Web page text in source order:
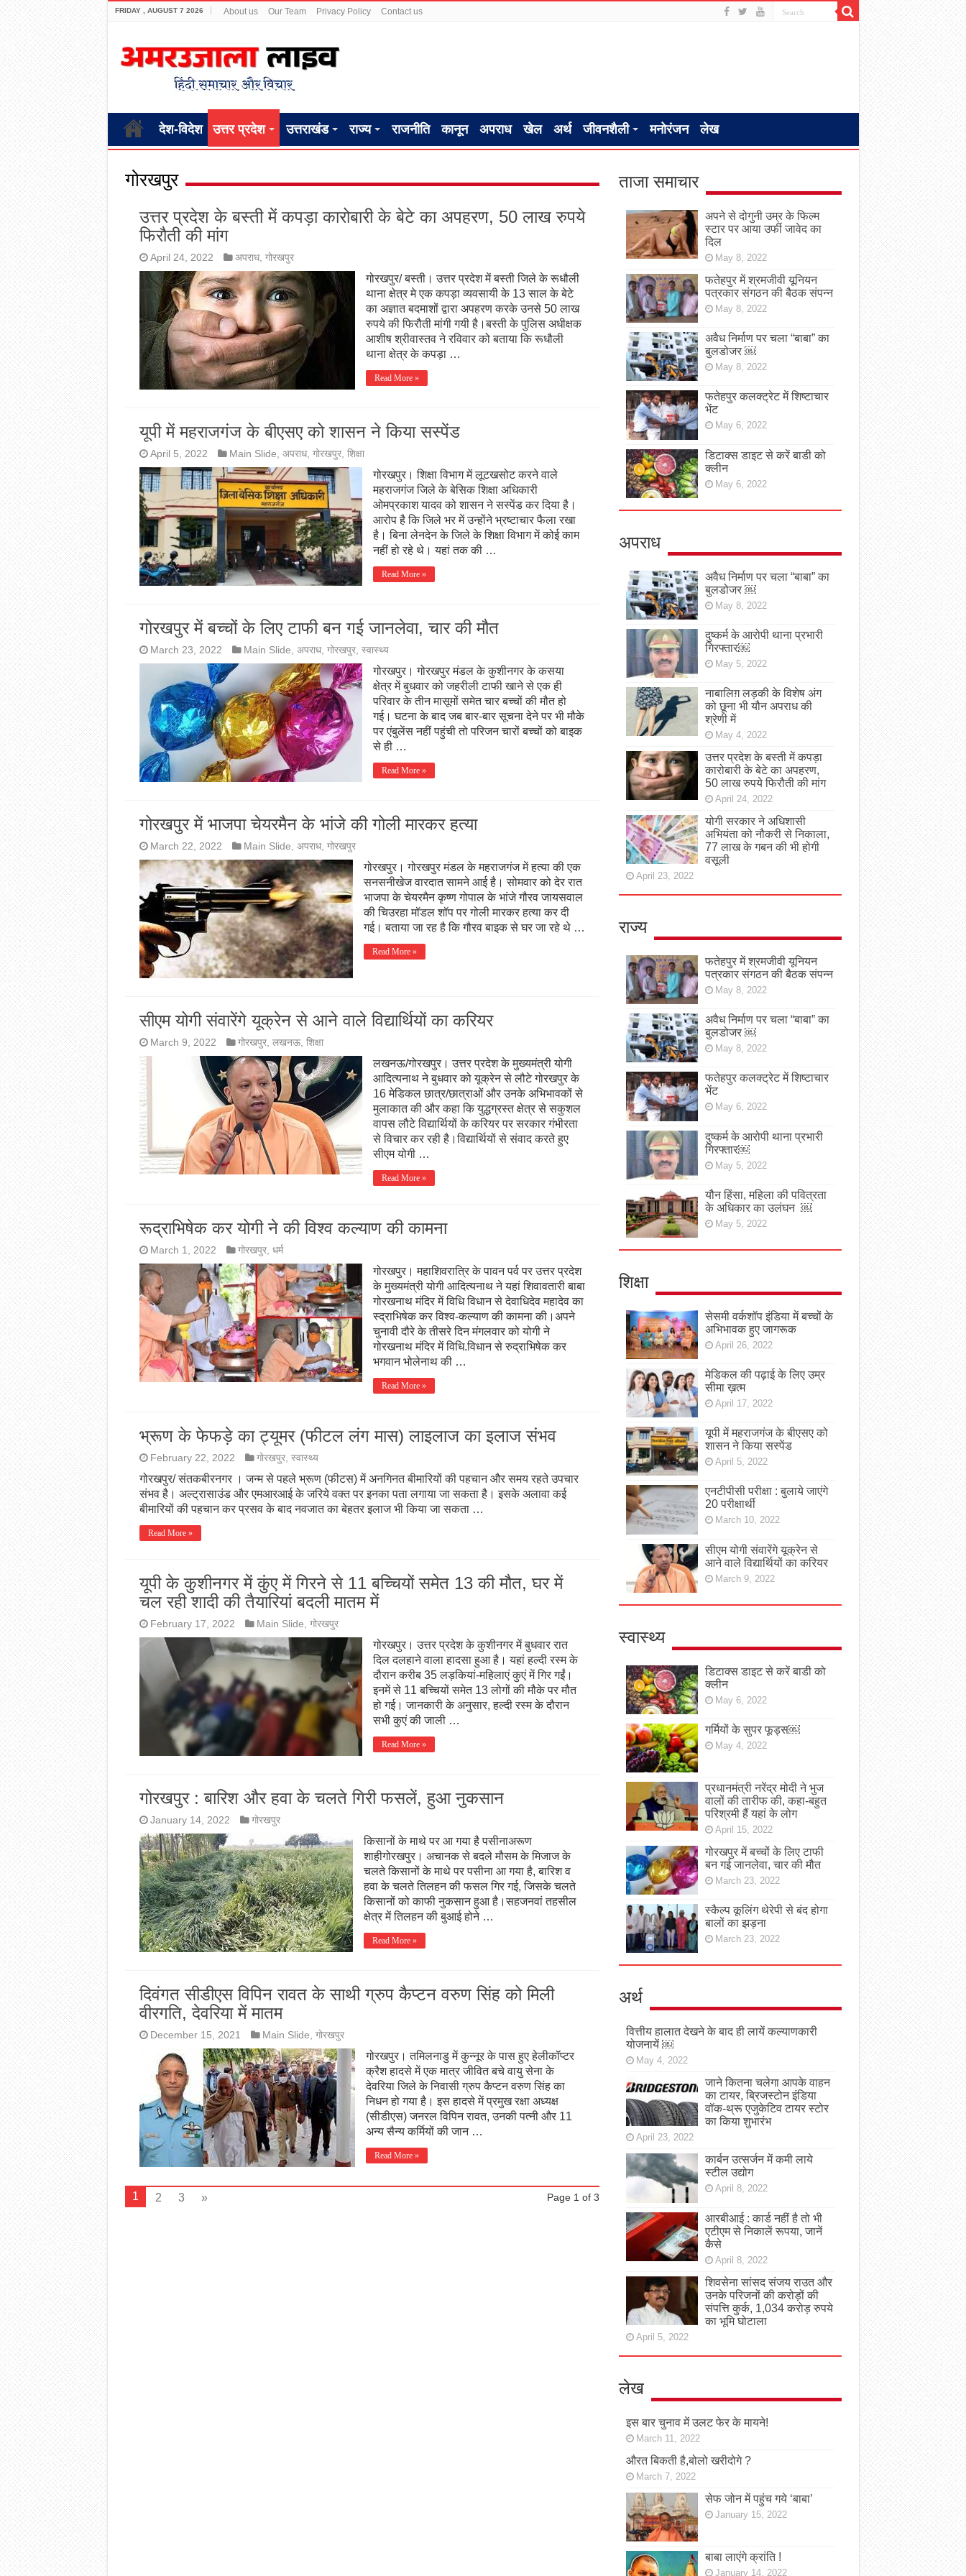
FRIDAY , AUGUST 7 2026 About us Our Team Privacy Policy Contact us
देश-विदेश उत्तर प्रदेश उत्तराखंड राज्य राजनीति कानून अपराध खेल अर्थ जीवनशैली मनोरंजन लेख
गोरखपुर
उत्तर प्रदेश के बस्ती में कपड़ा कारोबारी के बेटे का अपहरण, 50 लाख रुपये
फिरौती की मांग
April 24, 2022 अपराध, गोरखपुर
गोरखपुर/ बस्ती। उत्तर प्रदेश में बस्ती जिले के रूधौली
थाना क्षेत्र मे एक कपड़ा व्यवसायी के 13 साल के बेटे
का अज्ञात बदमाशों द्वारा अपहरण करके उनसे 50 लाख
रुपये की फिरौती मांगी गयी है।बस्ती के पुलिस अधीक्षक
आशीष श्रीवास्तव ने रविवार को बताया कि रूधौली
थाना क्षेत्र के कपड़ा …
Read More »
यूपी में महराजगंज के बीएसए को शासन ने किया सस्पेंड
April 5, 2022 Main Slide, अपराध, गोरखपुर, शिक्षा
गोरखपुर। शिक्षा विभाग में लूटखसोट करने वाले
महराजगंज जिले के बेसिक शिक्षा अधिकारी
ओमप्रकाश यादव को शासन ने सस्पेंड कर दिया है।
आरोप है कि जिले भर में उन्होंने भ्रष्टाचार फैला रखा
है। बिना लेनदेन के जिले के शिक्षा विभाग में कोई काम
नहीं हो रहे थे। यहां तक की …
Read More »
गोरखपुर में बच्चों के लिए टाफी बन गई जानलेवा, चार की मौत
March 23, 2022 Main Slide, अपराध, गोरखपुर, स्वास्थ्य
गोरखपुर। गोरखपुर मंडल के कुशीनगर के कसया
क्षेत्र में बुधवार को जहरीली टाफी खाने से एक ही
परिवार के तीन मासूमों समेत चार बच्चों की मौत हो
गई। घटना के बाद जब बार-बार सूचना देने पर भी मौके
पर एंबुलेंस नहीं पहुंची तो परिजन चारों बच्‍चों को बाइक
से ही …
Read More »
गोरखपुर में भाजपा चेयरमैन के भांजे की गोली मारकर हत्या
March 22, 2022 Main Slide, अपराध, गोरखपुर
गोरखपुर। गोरखपुर मंडल के महराजगंज में हत्या की एक
सनसनीखेज वारदात सामने आई है। सोमवार को देर रात ​​​​
भाजपा के चेयरमैन कृष्ण गोपाल के भांजे गौरव जायसवाल
की चिउरहा मॉडल शॉप पर गोली मारकर हत्या कर दी
गई। बताया जा रह है कि गौरव बाइक से घर जा रहे थे …
Read More »
सीएम योगी संवारेंगे यूक्रेन से आने वाले विद्यार्थियों का करियर
March 9, 2022 गोरखपुर, लखनऊ, शिक्षा
लखनऊ/गोरखपुर। उत्तर प्रदेश के मुख्यमंत्री योगी
आदित्यनाथ ने बुधवार को यूक्रेन से लौटे गोरखपुर के
16 मेडिकल छात्र/छात्राओं और उनके अभिभावकों से
मुलाकात की और कहा कि युद्धग्रस्त क्षेत्र से सकुशल
वापस लौटे विद्यार्थियों के करियर पर सरकार गंभीरता
से विचार कर रही है।विद्यार्थियों से संवाद करते हुए
सीएम योगी …
Read More »
रूद्राभिषेक कर योगी ने की विश्व कल्याण की कामना
March 1, 2022 गोरखपुर, धर्म
गोरखपुर। महाशिवरात्रि के पावन पर्व पर उत्तर प्रदेश
के मुख्यमंत्री योगी आदित्यनाथ ने यहां शिवावतारी बाबा
गोरखनाथ मंदिर में विधि विधान से देवाधिदेव महादेव का
स्द्राभिषेक कर विश्व-कल्याण की कामना की।अपने
चुनावी दौरे के तीसरे दिन मंगलवार को योगी ने
गोरखनाथ मंदिर में विधि.विधान से रुद्राभिषेक कर
भगवान भोलेनाथ की …
Read More »
भ्रूण के फेफड़े का ट्यूमर (फीटल लंग मास) लाइलाज का इलाज संभव
February 22, 2022 गोरखपुर, स्वास्थ्य
गोरखपुर/ संतकबीरनगर । जन्म से पहले भ्रूण (फीटस) में अनगिनत बीमारियों की पहचान और समय रहते उपचार
संभव है। अल्ट्रासाउंड और एमआरआई के जरिये वक्त पर इनका पता लगाया जा सकता है। इसके अलावा कई
बीमारियों की पहचान कर प्रसव के बाद नवजात का बेहतर इलाज भी किया जा सकता …
Read More »
यूपी के कुशीनगर में कुंए में गिरने से 11 बच्चियों समेत 13 की मौत, घर में
चल रही शादी की तैयारियां बदली मातम में
February 17, 2022 Main Slide, गोरखपुर
गोरखपुर। उत्तर प्रदेश के कुशीनगर में बुधवार रात
दिल दलहाने वाला हादसा हुआ है। यहां हल्दी रस्म के
दौरान करीब 35 लड़कियां-महिलाएं कुएं में गिर गईं।
इनमें से 11 बच्चियों समेत 13 लोगों की मौके पर मौत
हो गई। जानकारी के अनुसार, हल्दी रस्म के दौरान
सभी कुएं की जाली …
Read More »
गोरखपुर : बारिश और हवा के चलते गिरी फसलें, हुआ नुकसान
January 14, 2022 गोरखपुर
किसानों के माथे पर आ गया है पसीनाअरूण
शाहीगोरखपुर। अचानक से बदले मौसम के मिजाज के
चलते किसानों के माथे पर पसीना आ गया है, बारिश व
हवा के चलते तिलहन की फसल गिर गई, जिसके चलते
किसानों को काफी नुकसान हुआ है।सहजनवां तहसील
क्षेत्र में तिलहन की बुआई होने …
Read More »
दिवंगत सीडीएस विपिन रावत के साथी ग्रुप कैप्टन वरुण सिंह को मिली
वीरगति, देवरिया में मातम
December 15, 2021 Main Slide, गोरखपुर
गोरखपुर। तमिलनाडु में कुन्नूर के पास हुए हेलीकॉप्टर
क्रैश हादसे में एक मात्र जीवित बचे वायु सेना के
देवरिया जिले के निवासी ग्रुप कैप्टन वरुण सिंह का
निधन हो गया है। इस हादसे में प्रमुख रक्षा अध्यक्ष
(सीडीएस) जनरल विपिन रावत, उनकी पत्नी और 11
अन्य सैन्य कर्मियों की जान …
Read More »
Page 1 of 3
1 2 3 »
ताजा समाचार
अपने से दोगुनी उम्र के फिल्म
स्टार पर आया उर्फी जावेद का
दिल
May 8, 2022
फतेहपुर में श्रमजीवी यूनियन
पत्रकार संगठन की बैठक संपन्न
May 8, 2022
अवैध निर्माण पर चला “बाबा” का
बुलडोजर ￼
May 8, 2022
फतेहपुर कलक्ट्रेट में शिष्टाचार
भेंट
May 6, 2022
डिटाक्स डाइट से करें बाडी को
क्लीन
May 6, 2022
अपराध
अवैध निर्माण पर चला “बाबा” का
बुलडोजर ￼
May 8, 2022
दुष्कर्म के आरोपी थाना प्रभारी
गिरफ्तार￼
May 5, 2022
नाबालिग़ लड़की के विशेष अंग
को छूना भी यौन अपराध की
श्रेणी में
May 4, 2022
उत्तर प्रदेश के बस्ती में कपड़ा
कारोबारी के बेटे का अपहरण,
50 लाख रुपये फिरौती की मांग
April 24, 2022
योगी सरकार ने अधिशासी
अभियंता को नौकरी से निकाला,
77 लाख के गबन की भी होगी
वसूली
April 23, 2022
राज्य
फतेहपुर में श्रमजीवी यूनियन
पत्रकार संगठन की बैठक संपन्न
May 8, 2022
अवैध निर्माण पर चला “बाबा” का
बुलडोजर ￼
May 8, 2022
फतेहपुर कलक्ट्रेट में शिष्टाचार
भेंट
May 6, 2022
दुष्कर्म के आरोपी थाना प्रभारी
गिरफ्तार￼
May 5, 2022
यौन हिंसा, महिला की पवित्रता
के अधिकार का उलंघन ￼
May 5, 2022
शिक्षा
सेसमी वर्कशॉप इंडिया में बच्चों के
अभिभावक हुए जागरूक
April 26, 2022
मेडिकल की पढ़ाई के लिए उम्र
सीमा ख़त्म
April 17, 2022
यूपी में महराजगंज के बीएसए को
शासन ने किया सस्पेंड
April 5, 2022
एनटीपीसी परीक्षा : बुलाये जाएंगे
20 परीक्षार्थी
March 10, 2022
सीएम योगी संवारेंगे यूक्रेन से
आने वाले विद्यार्थियों का करियर
March 9, 2022
स्वास्थ्य
डिटाक्स डाइट से करें बाडी को
क्लीन
May 6, 2022
गर्मियों के सुपर फूड्स￼
May 4, 2022
प्रधानमंत्री नरेंद्र मोदी ने भुज
वालों की तारीफ की, कहा-बहुत
परिश्रमी हैं यहां के लोग
April 15, 2022
गोरखपुर में बच्चों के लिए टाफी
बन गई जानलेवा, चार की मौत
March 23, 2022
स्कैल्प कूलिंग थेरेपी से बंद होगा
बालों का झड़ना
March 23, 2022
अर्थ
वित्तीय हालात देखने के बाद ही लायें कल्याणकारी
योजनायें ￼
May 4, 2022
जाने कितना चलेगा आपके वाहन
का टायर, ब्रिजस्टोन इंडिया
वॉक-थ्रू एजुकेटिव टायर स्टोर
का किया शुभारंभ
April 23, 2022
कार्बन उत्सर्जन में कमी लाये
स्टील उद्योग
April 8, 2022
आरबीआई : कार्ड नहीं है तो भी
एटीएम से निकालें रूपया, जानें
कैसे
April 8, 2022
शिवसेना सांसद संजय राउत और
उनके परिजनों की करोड़ों की
संपत्ति कुर्क, 1,034 करोड़ रुपये
का भूमि घोटाला
April 5, 2022
लेख
इस बार चुनाव में उलट फेर के मायने!
March 11, 2022
औरत बिकती है,बोलो खरीदोगे ?
March 7, 2022
सेफ जोन में पहुंच गये ‘बाबा’
January 15, 2022
बाबा लाएंगे क्रांति !
January 14, 2022